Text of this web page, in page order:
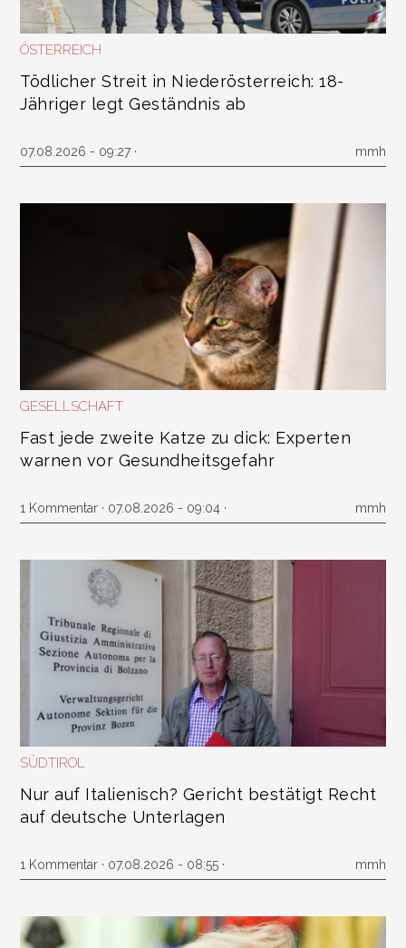
ÖSTERREICH
Tödlicher Streit in Niederösterreich: 18-
Jähriger legt Geständnis ab
07.08.2026 - 09:27 · mmh
GESELLSCHAFT
Fast jede zweite Katze zu dick: Experten
warnen vor Gesundheitsgefahr
1 Kommentar · 07.08.2026 - 09:04 · mmh
SÜDTIROL
Nur auf Italienisch? Gericht bestätigt Recht
auf deutsche Unterlagen
1 Kommentar · 07.08.2026 - 08:55 · mmh